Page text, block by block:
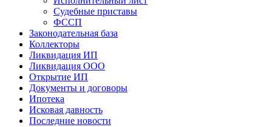
Судебные приставы
ФССП
Законодательная база
Коллекторы
Ликвидация ИП
Ликвидация ООО
Открытие ИП
Документы и договоры
Ипотека
Исковая давность
Последние новости